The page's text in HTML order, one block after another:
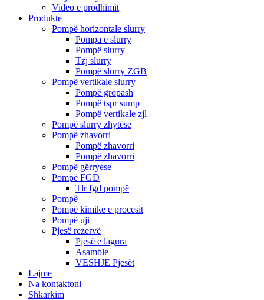
Video e prodhimit
Produkte
Pompë horizontale slurry
Pompa e slurry
Pompë slurry
Tzj slurry
Pompë slurry ZGB
Pompë vertikale slurry
Pompë gropash
Pompë tspr sump
Pompë vertikale zjl
Pompë slurry zhytëse
Pompë zhavorri
Pompë zhavorri
Pompë zhavorri
Pompë gërryese
Pompë FGD
Tlr fgd pompë
Pompë
Pompë kimike e procesit
Pompë uji
Pjesë rezervë
Pjesë e lagura
Asamble
VESHJE Pjesët
Lajme
Na kontaktoni
Shkarkim